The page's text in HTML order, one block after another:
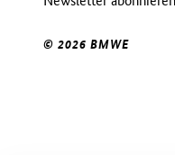
© 2026 BMWE